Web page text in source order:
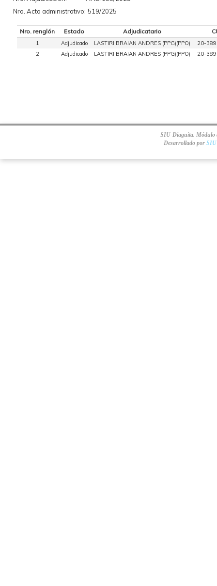
Nro. Acto administrativo: 519/2025
Nro. renglón Estado Adjudicatario
1 Adjudicado LASTIRI BRAIAN ANDRES (PPG)(PPO)
20-
2
Adjudicado LASTIRI BRAIAN ANDRES (PPG)(PPO) 20-
SIU-Diaguita. Módulo
Desarrollado por SIU